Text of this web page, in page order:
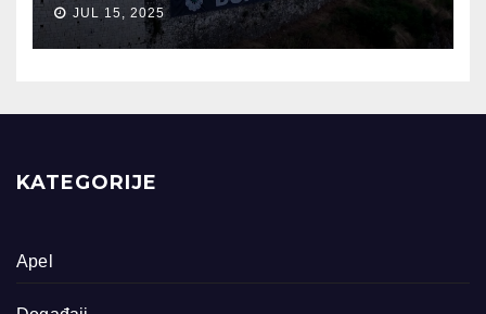
JUL 15, 2025
KATEGORIJE
Apel